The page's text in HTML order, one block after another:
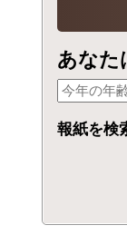
あなた
報紙を検